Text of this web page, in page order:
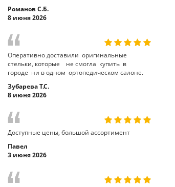
Романов С.Б.
8 июня 2026
Оперативно доставили оригинальные
стельки, которые не смогла купить в
городе ни в одном ортопедическом салоне.
Зубарева Т.С.
8 июня 2026
Доступные цены, большой ассортимент
Павел
3 июня 2026